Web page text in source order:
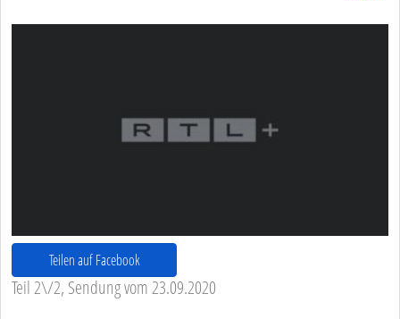
Teilen auf Facebook
Teil 2\/2, Sendung vom 23.09.2020